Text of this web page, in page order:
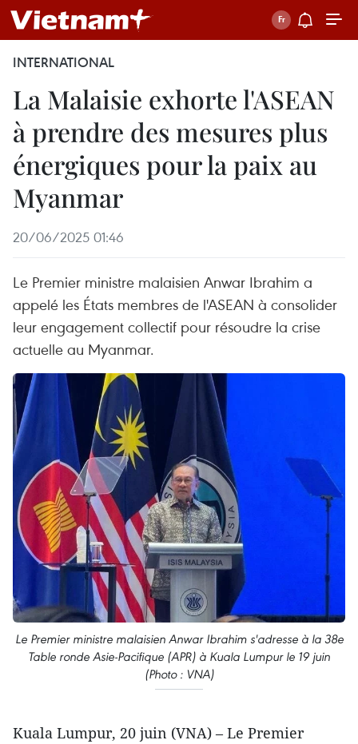
INTERNATIONAL
La Malaisie exhorte l'ASEAN
à prendre des mesures plus
énergiques pour la paix au
Myanmar
20/06/2025 01:46
Le Premier ministre malaisien Anwar Ibrahim a
appelé les États membres de l'ASEAN à consolider
leur engagement collectif pour résoudre la crise
actuelle au Myanmar.
Le Premier ministre malaisien Anwar Ibrahim s'adresse à la 38e
Table ronde Asie-Pacifique (APR) à Kuala Lumpur le 19 juin
(Photo : VNA)
Kuala Lumpur, 20 juin (VNA) – Le Premier